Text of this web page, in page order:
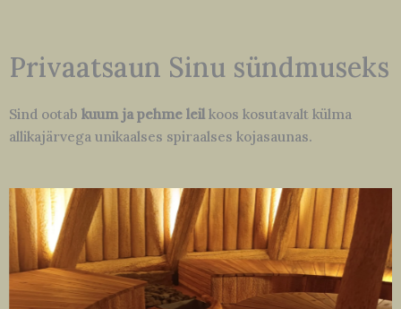
Privaatsaun Sinu sündmuseks
Sind ootab kuum ja pehme leilkoos kosutavalt külma
allikajärvega unikaalses spiraalses kojasaunas.